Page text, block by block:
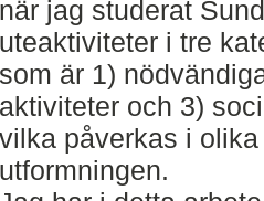
när jag studerat
uteaktiviteter i tre
som är 1)
aktiviteter och 3)
vilka påverkas i
utformningen.